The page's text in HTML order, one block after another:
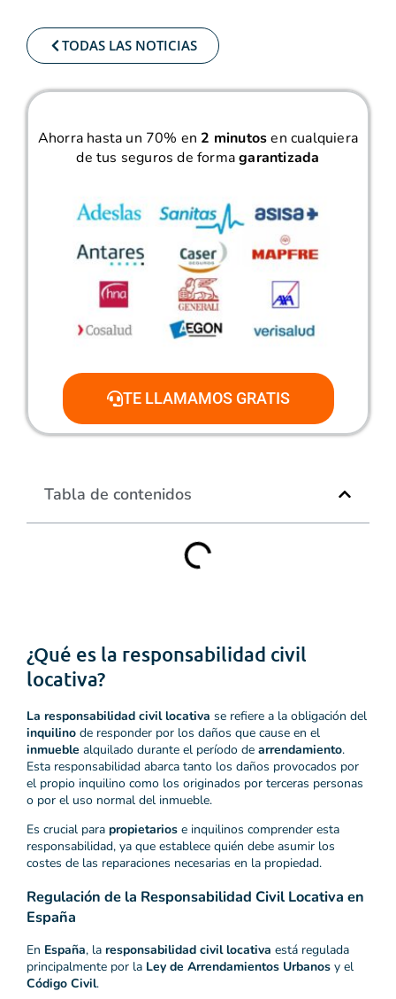
¿Qué es la responsabilidad civil
locativa?
La responsabilidad civil locativa se refiere a la obligación del
inquilino de responder por los daños que cause en el
inmueble alquilado durante el período de arrendamiento.
Esta responsabilidad abarca tanto los daños provocados por
el propio inquilino como los originados por terceras personas
o por el uso normal del inmueble.
Es crucial para propietarios e inquilinos comprender esta
responsabilidad, ya que establece quién debe asumir los
costes de las reparaciones necesarias en la propiedad.
Regulación de la Responsabilidad Civil Locativa en
España
En España, la responsabilidad civil locativa está regulada
principalmente por la Ley de Arrendamientos Urbanos y el
Código Civil.
TODAS LAS NOTICIAS
Ahorra hasta un 70% en 2 minutosen cualquiera
de tus seguros de formagarantizada
TE LLAMAMOS GRATIS
Tabla de contenidos